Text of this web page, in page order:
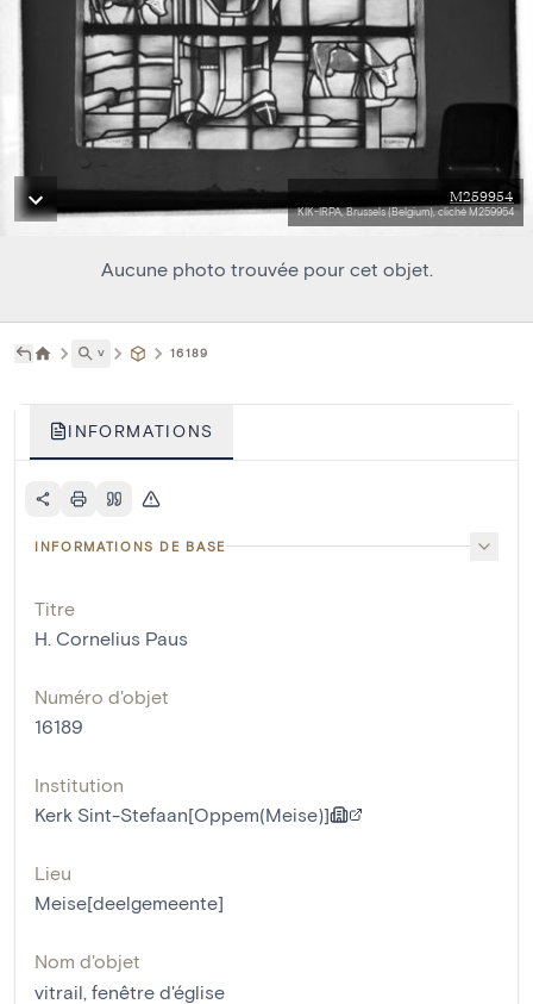
M259954
KIK-IRPA, Brussels (Belgium), cliché M259954
Aucune photo trouvée pour cet objet.
˅ 16189
INFORMATIONS
INFORMATIONS DE BASE
Titre
H. Cornelius Paus
Numéro d'objet
16189
Institution
Kerk Sint-Stefaan[Oppem(Meise)]
Lieu
Meise[deelgemeente]
Nom d'objet
vitrail, fenêtre d'église